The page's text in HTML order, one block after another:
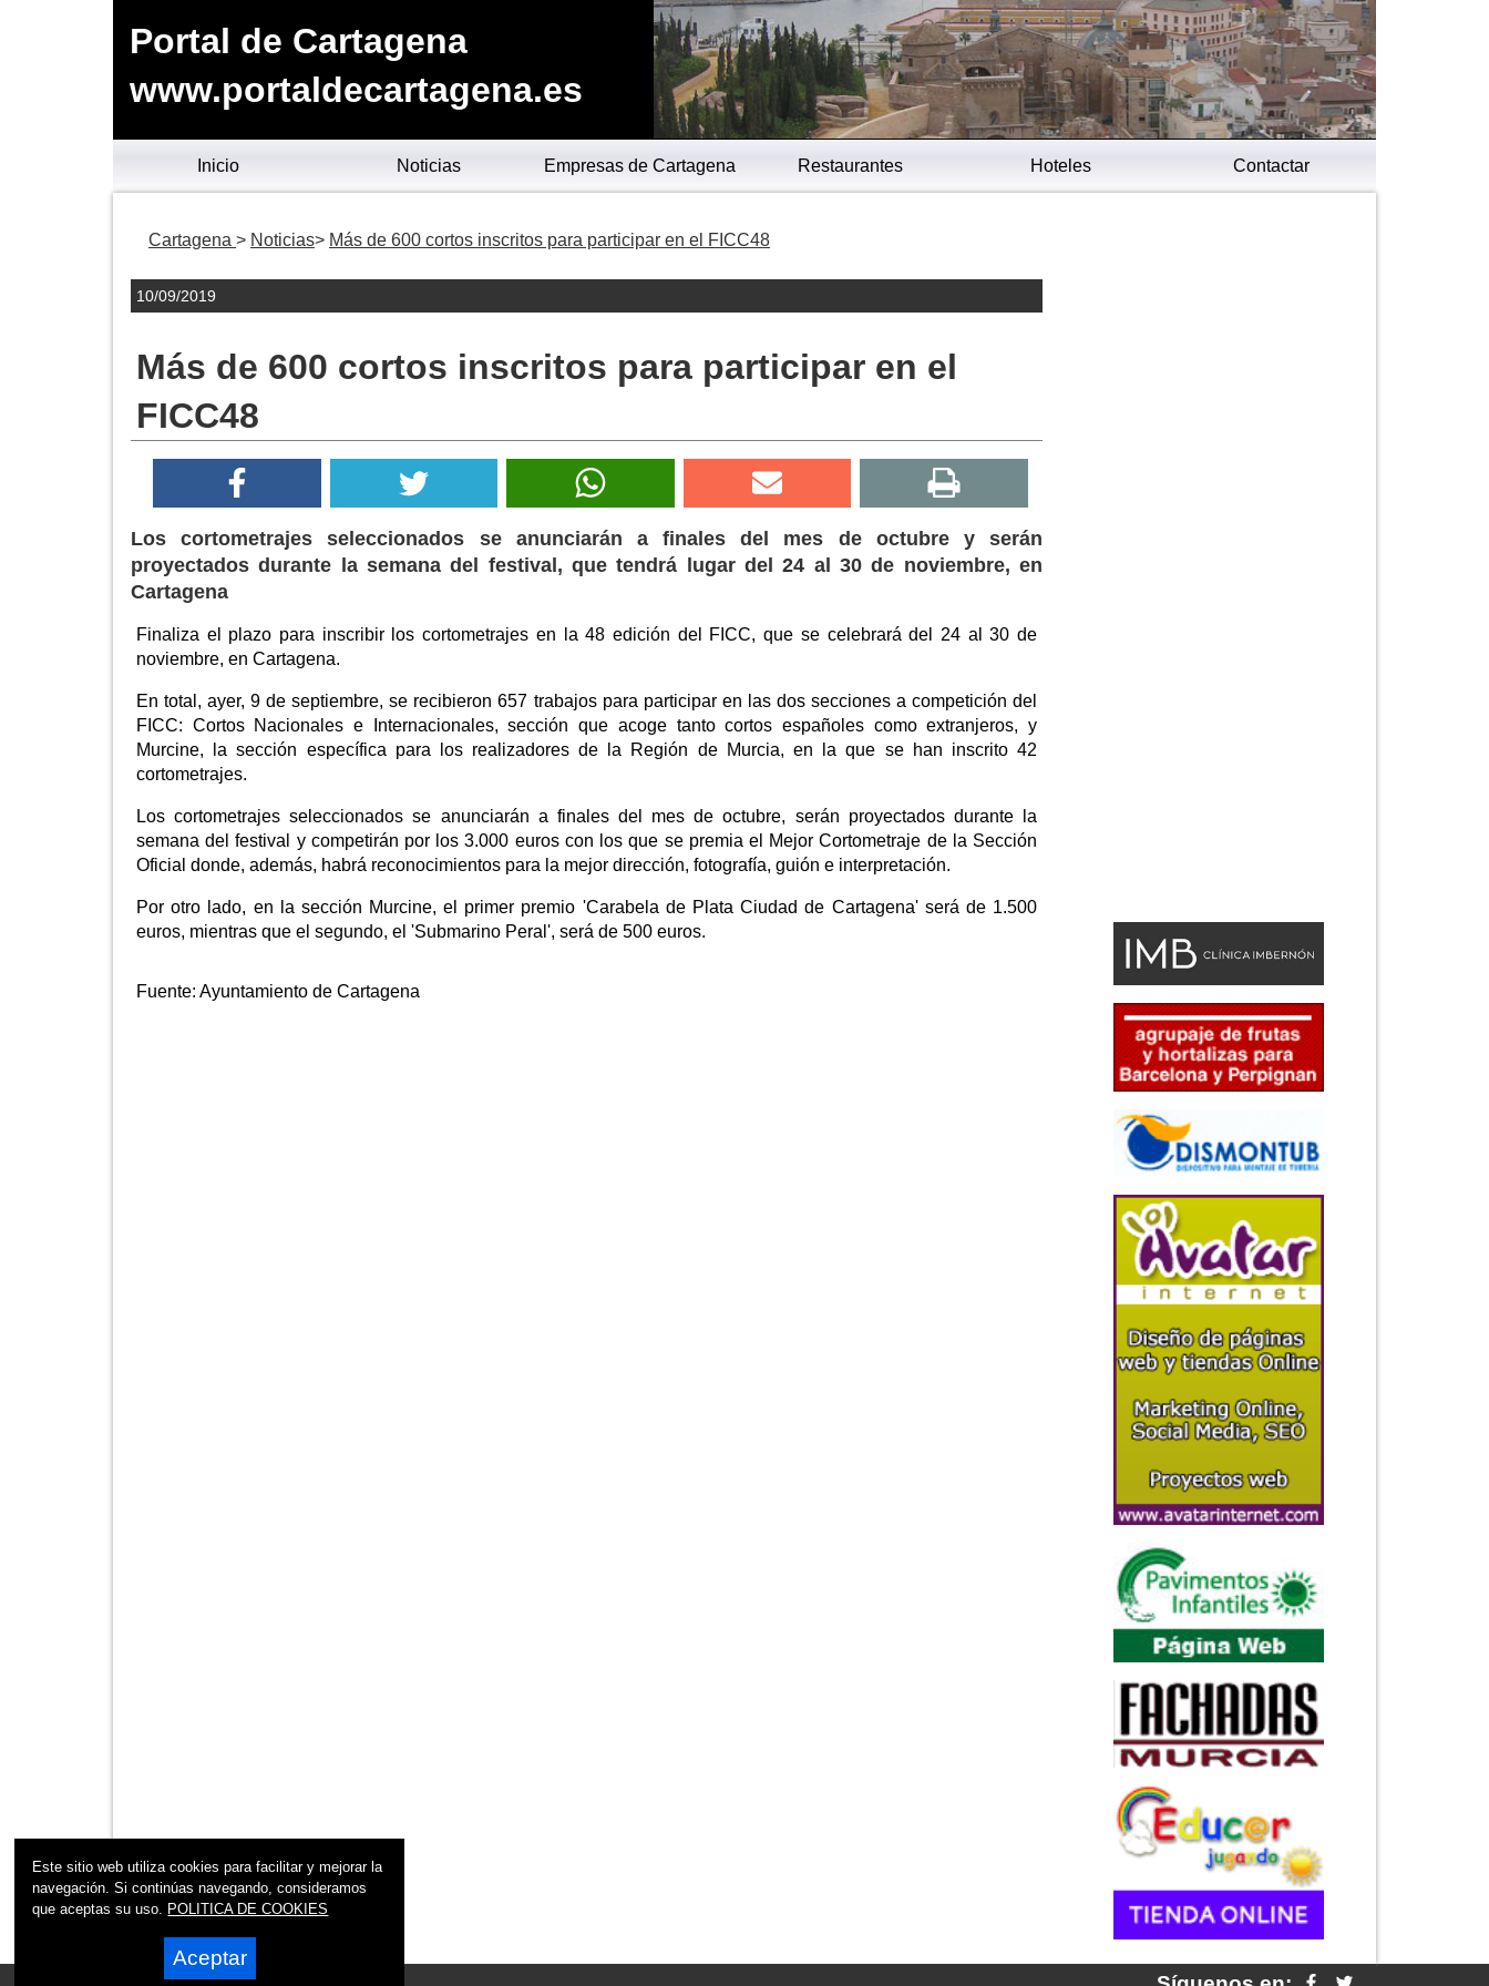
Portal de Cartagena
www.portaldecartagena.es
Inicio Noticias Empresas de Cartagena Restaurantes Hoteles Contactar
Cartagena Noticias Más de 600 cortos inscritos para participar en el FICC48
10/09/2019
Más de 600 cortos inscritos para participar en el
FICC48
Los cortometrajes seleccionados se anunciarán a finales del mes de octubre y serán
proyectados durante la semana del festival, que tendrá lugar del 24 al 30 de noviembre, en
Cartagena
Finaliza el plazo para inscribir los cortometrajes en la 48 edición del FICC, que se celebrará del 24 al 30 de
noviembre, en Cartagena.
En total, ayer, 9 de septiembre, se recibieron 657 trabajos para participar en las dos secciones a competición del
FICC: Cortos Nacionales e Internacionales, sección que acoge tanto cortos españoles como extranjeros, y
Murcine, la sección específica para los realizadores de la Región de Murcia, en la que se han inscrito 42
cortometrajes.
Los cortometrajes seleccionados se anunciarán a finales del mes de octubre, serán proyectados durante la
semana del festival y competirán por los 3.000 euros con los que se premia el Mejor Cortometraje de la Sección
Oficial donde, además, habrá reconocimientos para la mejor dirección, fotografía, guión e interpretación.
Por otro lado, en la sección Murcine, el primer premio 'Carabela de Plata Ciudad de Cartagena' será de 1.500
euros, mientras que el segundo, el 'Submarino Peral', será de 500 euros.
Fuente: Ayuntamiento de Cartagena
Este sitio web utiliza cookies para facilitar y mejorar la
navegación. Si continúas navegando, consideramos
que aceptas su uso. POLITICA DE COOKIES
Aceptar